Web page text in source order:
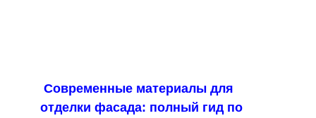
Современные материалы для
отделки фасада: полный гид по